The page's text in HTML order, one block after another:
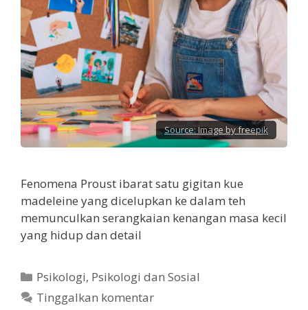
Source:Image by freepik
Fenomena Proust ibarat satu gigitan kue
madeleine yang dicelupkan ke dalam teh
memunculkan serangkaian kenangan masa kecil
yang hidup dan detail
Kategori
Psikologi, Psikologi dan Sosial
Tinggalkan komentar